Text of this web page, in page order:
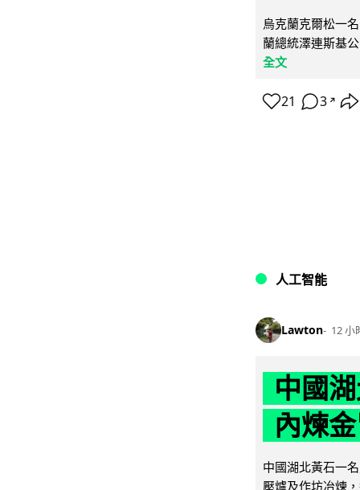
烏克蘭克爾松一
蘭總統澤連斯基
全文
21 3 ↗
人工智能
Lawton 12 小
中國
內煉
中國湖北黃石一
壓爐及作坊冶煉